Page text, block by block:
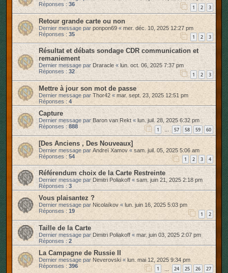
Réponses : 36 1 2 3
Retour grande carte ou non
Dernier message par ponpon69 «mer. déc. 10, 2025 12:27 pm
Réponses : 35 1 2 3
Résultat et débats sondage CDR communication et
remaniement
Dernier message par Draracle « lun. oct. 06, 2025 7:37 pm
Réponses : 32 1 2 3
Mettre à jour son mot de passe
Dernier message par Thor42 « mar. sept. 23, 2025 12:51 pm
Réponses : 4
Capture
Dernier message parBaron van Rekt « lun. juil. 28, 2025 6:32 pm
Réponses : 888 1 … 57 58 59 60
[Des Anciens , Des Nouveaux]
Dernier message par Andreï Xamov « sam. juil. 05, 2025 5:06 am
Réponses : 54 1 2 3 4
Référendum choix de la Carte Restreinte
Dernier message parDimitri Poliakoff « sam. juin 21, 2025 2:18 pm
Réponses : 3
Vous plaisantez ?
Dernier message par Nicolaïkov « lun. juin 16, 2025 5:03 pm
Réponses : 19 1 2
Taille de la Carte
Dernier message parDimitri Poliakoff « mar. juin 03, 2025 2:07 pm
Réponses : 2
La Campagne de Russie II
Dernier message par Neverovski«lun. mai 12, 2025 9:34 pm
Réponses : 396 1 24 25 26 27